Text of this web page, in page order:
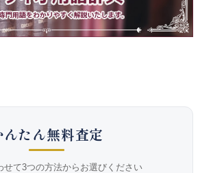
んたん無料査定
せて3つの方法からお選びください